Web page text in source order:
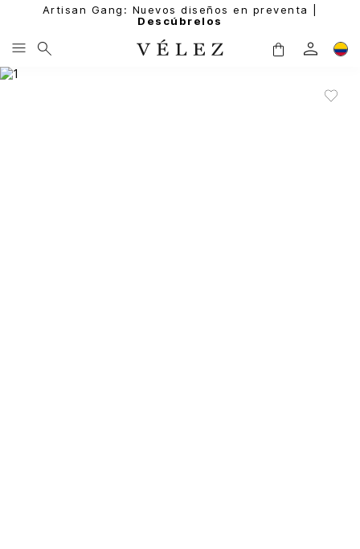
Artisan Gang: Nuevos diseños en preventa |
Descúbrelos